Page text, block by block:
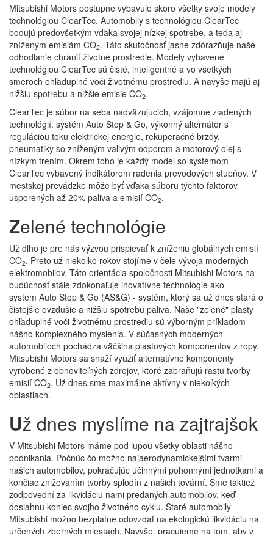
Mitsubishi Motors postupne vybavuje skoro všetky svoje modely
technológiou ClearTec. Automobily s technológiou ClearTec
bodujú predovšetkým vďaka svojej nízkej spotrebe, a teda aj
zníženým emisiám CO2. Táto skutočnosť jasne zdôrazňuje naše
odhodlanie chrániť životné prostredie. Modely vybavené
technológiou ClearTec sú čisté, inteligentné a vo všetkých
smeroch ohľaduplné voči životnému prostrediu. A navyše majú aj
nižšiu spotrebu a nižšie emisie CO2.
ClearTec je súbor na seba nadväzujúcich, vzájomne zladených
technológií: systém Auto Stop & Go, výkonný alternátor s
reguláciou toku elektrickej energie, rekuperačné brzdy,
pneumatiky so zníženým valivým odporom a motorový olej s
nízkym trením. Okrem toho je každý model so systémom
ClearTec vybavený indikátorom radenia prevodových stupňov. V
mestskej prevádzke môže byť vďaka súboru týchto faktorov
usporených až 20% paliva a emisií CO2.
Zelené technológie
Už dlho je pre nás výzvou prispievať k zníženiu globálnych emisií
CO2. Preto už niekoľko rokov stojíme v čele vývoja moderných
elektromobilov. Táto orientácia spoločnosti Mitsubishi Motors na
budúcnosť stále zdokonaľuje inovatívne technológie ako
systém Auto Stop & Go (AS&G) - systém, ktorý sa už dnes stará o
čistejšie ovzdušie a nižšiu spotrebu paliva. Naše "zelené" plasty
ohľaduplné voči životnému prostrediu sú výborným príkladom
nášho komplexného myslenia. V súčasných moderných
automobiloch pochádza väčšina plastových komponentov z ropy.
Mitsubishi Motors sa snaží využiť alternatívne komponenty
vyrobené z obnoviteľných zdrojov, ktoré zabraňujú rastu tvorby
emisií CO2. Už dnes sme maximálne aktívny v niekoľkých
oblastiach.
Už dnes myslíme na zajtrajšok
V Mitsubishi Motors máme pod lupou všetky oblasti nášho
podnikania. Počnúc čo možno najaerodynamickejšími tvarmi
našich automobilov, pokračujúc účinnými pohonnými jednotkami a
končiac znižovaním tvorby splodín z našich tovární. Sme taktiež
zodpovední za likvidáciu nami predaných automobilov, keď
dosiahnu koniec svojho životného cyklu. Staré automobily
Mitsubishi možno bezplatne odovzdať na ekologickú likvidáciu na
určených zberných miestach. Navyše, pracujeme na tom, aby v